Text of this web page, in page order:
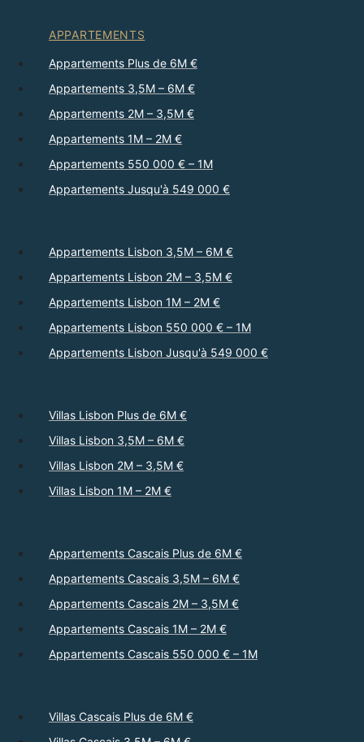
APPARTEMENTS
Appartements Plus de 6M €
Appartements 3,5M – 6M €
Appartements 2M – 3,5M €
Appartements 1M – 2M €
Appartements 550 000 € – 1M
Appartements Jusqu'à 549 000 €
Appartements Lisbon 3,5M – 6M €
Appartements Lisbon 2M – 3,5M €
Appartements Lisbon 1M – 2M €
Appartements Lisbon 550 000 € – 1M
Appartements Lisbon Jusqu'à 549 000 €
Villas Lisbon Plus de 6M €
Villas Lisbon 3,5M – 6M €
Villas Lisbon 2M – 3,5M €
Villas Lisbon 1M – 2M €
Appartements Cascais Plus de 6M €
Appartements Cascais 3,5M – 6M €
Appartements Cascais 2M – 3,5M €
Appartements Cascais 1M – 2M €
Appartements Cascais 550 000 € – 1M
Villas Cascais Plus de 6M €